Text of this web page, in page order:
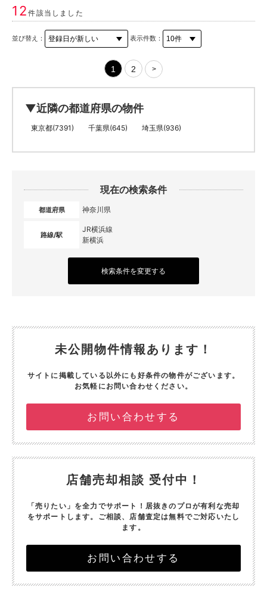
12件該当しました
並び替え： 表示件数：
1 2 >
▼近隣の都道府県の物件
東京都(7391) 千葉県(645) 埼玉県(936)
現在の検索条件
都道府県 神奈川県
路線/駅
JR横浜線
新横浜
検索条件を変更する
未公開物件情報あります！
サイトに掲載している以外にも好条件の物件がございます。
お気軽にお問い合わせください。
お問い合わせする
店舗売却相談 受付中！
「売りたい」を全力でサポート！ 居抜きのプロが有利な売却
をサポートします。 ご相談、店舗査定は無料でご対応いたし
ます。
お問い合わせする